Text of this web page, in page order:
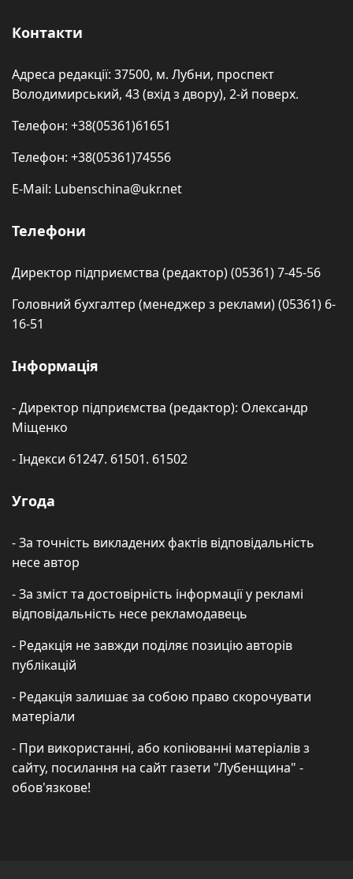
Контакти
Адреса редакції: 37500, м. Лубни, проспект
Володимирський, 43 (вхід з двору), 2-й поверх.
Телефон: +38(05361)61651
Телефон: +38(05361)74556
E-Mail: Lubenschina@ukr.net
Телефони
Директор підприємства (редактор) (05361) 7-45-56
Головний бухгалтер (менеджер з реклами) (05361) 6-
16-51
Інформація
- Директор підприємства (редактор): Олександр
Міщенко
- Індекси 61247. 61501. 61502
Угода
- За точність викладених фактів відповідальність
несе автор
- За зміст та достовірність інформації у рекламі
відповідальність несе рекламодавець
- Редакція не завжди поділяє позицію авторів
публікацій
- Редакція залишає за собою право скорочувати
матеріали
- При використанні, або копіюванні матеріалів з
сайту, посилання на сайт газети "Лубенщина" -
обов'язкове!